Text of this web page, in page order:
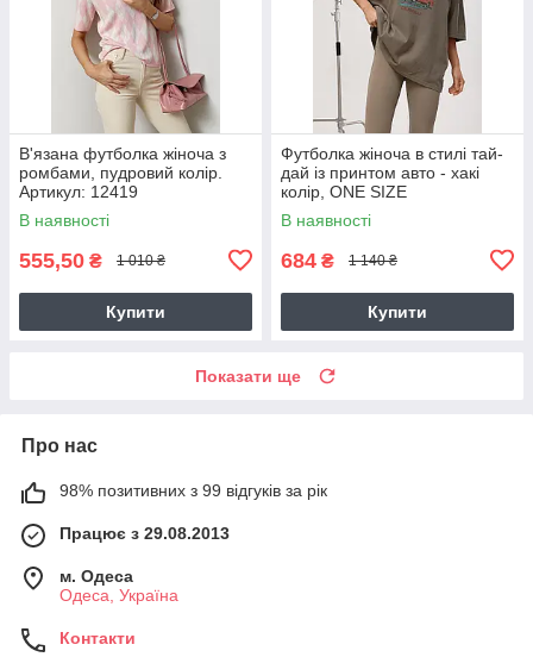
В'язана футболка жіноча з
ромбами, пудровий колір.
Артикул: 12419
В наявності
555,50 ₴ 1 010 ₴
Купити
Футболка жіноча в стилі тай-
дай із принтом авто - хакі
колір, ONE SIZE
В наявності
684 ₴ 1 140 ₴
Купити
Показати ще
Про нас
98% позитивних з 99 відгуків за рік
Працює з 29.08.2013
м. Одеса
Одеса, Україна
Контакти